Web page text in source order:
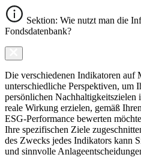
Sektion: Wie nutzt man die
Fondsdatenbank?
Die verschiedenen Indikatoren auf
unterschiedliche Perspektiven, um
persönlichen
reale Wirkung erzielen, gemäß
ESG-Performance bewerten
Ihre spezifischen Ziele
des Zwecks jedes Indikators kann
und sinnvolle